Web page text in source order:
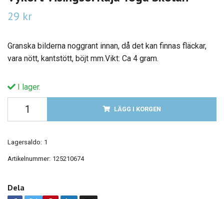
29 kr
Granska bilderna noggrant innan, då det kan finnas fläckar,
vara nött, kantstött, böjt mm.Vikt: Ca 4 gram.
I lager.
LÄGG I KORGEN
Lagersaldo: 1
Artikelnummer: 125210674
Dela